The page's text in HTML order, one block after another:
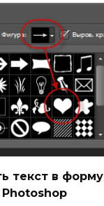
текст в форму